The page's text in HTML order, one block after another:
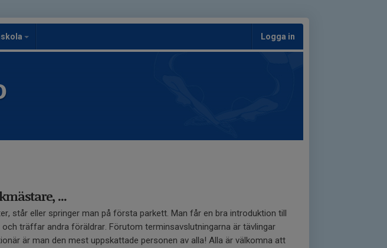
Logga in
...
står eller springer man på första parkett. Man får en bra introduktion till
träffar andra föräldrar. Förutom terminsavslutningarna är tävlingar
är man den mest uppskattade personen av alla! Alla är välkomna att